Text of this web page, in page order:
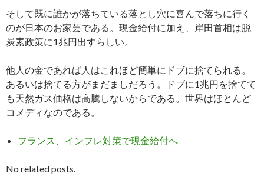
そして既に誰かが落ちている落とし穴に喜んで落ちに行く
のが日本のお家芸である。現金給付に加え、岸田首相は脱
炭素政策に1兆円出すらしい。
他人の金であれば人はこれほど簡単にドブに捨てられる。
あるいは捨てる方がまだましだろう。ドブに1兆円を捨てて
も天然ガス価格は高騰しないからである。世界はほとんど
コメディなのである。
フランス、インフレ対策で現金給付へ
No related posts.